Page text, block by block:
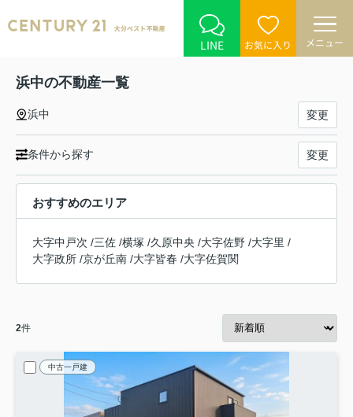
LINE お気に入り メニュー
浜中の不動産一覧
浜中 変更
条件から探す 変更
おすすめのエリア
大字中戸次 /三佐 /横塚 /久原中央 /大字佐野 /大字里 /
大字政所 /京が丘南 /大字皆春 /大字佐賀関
2件
中古一戸建